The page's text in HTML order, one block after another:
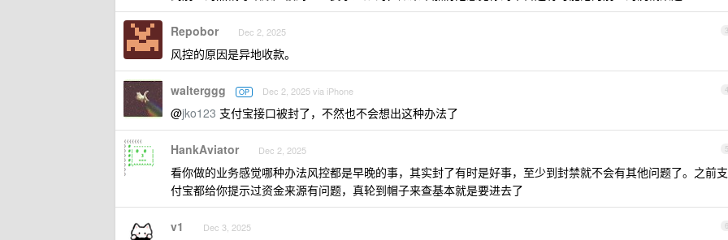
3
Repobor Dec 2, 2025
风控的原因是异地收款。
4
walterggg OP Dec 2, 2025 via iPhone
@jko123 支付宝接口被封了，不然也不会想出这种办法了
5
HankAviator Dec 2, 2025
看你做的业务感觉哪种办法风控都是早晚的事，其实封了有时是好事，至少到封禁就不会有其他问题了。之前支
付宝都给你提示过资金来源有问题，真轮到帽子来查基本就是要进去了
6
v1 Dec 3, 2025